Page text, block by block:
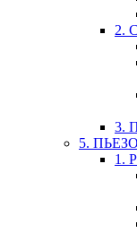
2.
3.
5.
1.